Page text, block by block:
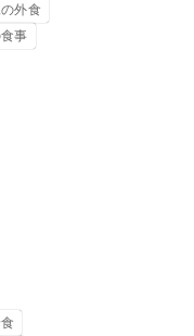
外食
事